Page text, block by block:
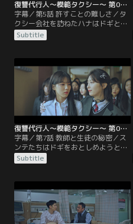
復讐代行人～模範タクシー～ 第05話／字幕
字幕／第5話 許すことの難しさ／タ
クシー会社を訪ねたハナはドギと出
会うが、ドギはハナの失礼な態度に
不快感を示す。ソンチョルにドチョ
ハナだが、勝手な行動を取ったこと
を上司に叱責され、ソンチョルの過
去を知らされる。
Subtitle
復讐代行人～模範タクシー～ 第07話／字幕
字幕／第7話 教師と生徒の秘密／ス
ンテたちはドギをおとしめようとす
るが、ドギはすべてを見抜き、“模
範タクシー”のチームワークにより
が、スンテにとって思わぬ出来事が
起こる。
Subtitle